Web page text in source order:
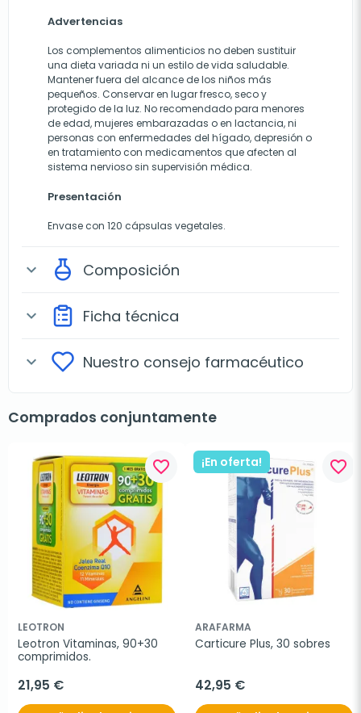
Advertencias
Los complementos alimenticios no deben sustituir
una dieta variada ni un estilo de vida saludable.
Mantener fuera del alcance de los niños más
pequeños. Conservar en lugar fresco, seco y
protegido de la luz. No recomendado para menores
de edad, mujeres embarazadas o en lactancia, ni
personas con enfermedades del hígado, depresión o
en tratamiento con medicamentos que afecten al
sistema nervioso sin supervisión médica.
Presentación
Envase con 120 cápsulas vegetales.
expand_more Composición
expand_more Ficha técnica
expand_more Nuestro consejo farmacéutico
Comprados conjuntamente
favorite_border
LEOTRON
Leotron Vitaminas, 90+30
comprimidos.
21,95 €
¡En oferta! favorite_border
ARAFARMA
Carticure Plus, 30 sobres
42,95 €